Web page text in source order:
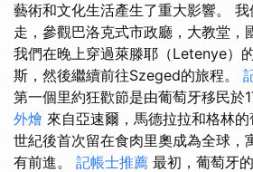
藝術和文化生活產生了重大影響。
走，參觀巴洛克式市政廳，大教堂，
我們在晚上穿過萊滕耶（Letenye）
斯，然後繼續前往Szeged的旅程。
第一個里約狂歡節是由葡萄牙移民於
外燴 來自亞速爾，馬德拉拉和格林
世紀後首次留在食肉里奧成為全球，
有前進。 記帳士推薦 最初，葡萄牙